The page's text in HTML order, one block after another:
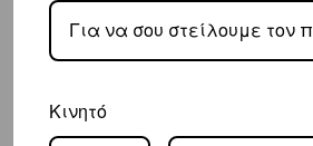
Κινητό